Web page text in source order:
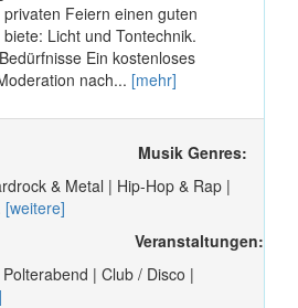
Feiern einen guten
Licht und Tontechnik.
Ein kostenloses
nach... [mehr]
Musik Genres:
& Metal | Hip-Hop & Rap |
[weitere]
Veranstaltungen:
| Club / Disco |